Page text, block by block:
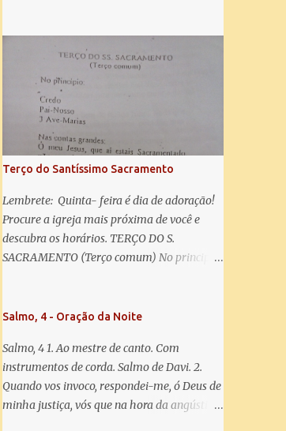
Salve Rainha: Salve Rainha , Mãe de
misericórdia, vida, doçura, esperança nossa,
salve! A vós bradamos os degredados filhos
de Eva, a vós suspiramos, gemendo e
chorando neste vale de lágrimas. Eia, pois,
Advogada nossa, estes vossos olhos
misericordiosos a nós volvei, e depois deste
desterro, mostrai-nos Jesus. Bendito é o
fruto do vosso ventre, ó clemente, ó piedosa,
ó doce e sempre Virgem Maria. Rogai por
nós Santa Mãe de Deus. Para que sejamos
dignos das promessas de Cristo. Amém.
Terço do Santíssimo Sacramento
Lembrete: Quinta- feira é dia de adoração!
Procure a igreja mais próxima de você e
descubra os horários. TERÇO DO S.
SACRAMENTO (Terço comum) No principio:
Sacramentado, não permitais que eu viva
coração ao Vosso e o Vosso ao meu, e, nem
sem Vós morra eu! Nas contas pequenas:
Sacramento de Amor! Misericórdia Senhor!
Glória ao Pai: Cristo pão da vida e remédio
Salmo, 4 - Oração da Noite
Salmo, 4 1. Ao mestre de canto. Com
instrumentos de corda. Salmo de Davi. 2.
Quando vos invoco, respondei-me, ó Deus de
minha justiça, vós que na hora da angústia